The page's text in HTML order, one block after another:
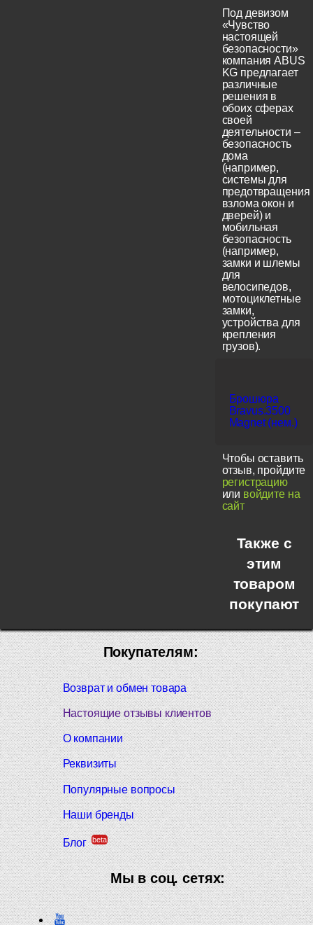
Под девизом
«Чувство
настоящей
безопасности»
компания ABUS
KG предлагает
различные
решения в
обоих сферах
своей
деятельности –
безопасность
дома
(например,
системы для
предотвращения
взлома окон и
дверей) и
мобильная
безопасность
(например,
замки и шлемы
для
велосипедов,
мотоциклетные
замки,
устройства для
крепления
грузов).
Брошюра
Bravus.3500
Magnet (нем.)
Чтобы оставить
отзыв, пройдите
регистрацию
или войдите на
сайт
Также с
этим
товаром
покупают
Покупателям:
Возврат и обмен товара
Настоящие отзывы клиентов
О компании
Реквизиты
Популярные вопросы
Наши бренды
Блог beta
Мы в соц. сетях: